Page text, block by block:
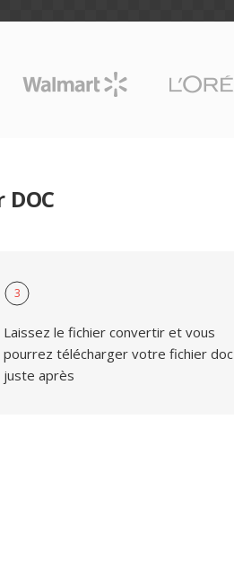
3
Laissez le fichier convertir et vous
pourrez télécharger votre fichier doc
juste après